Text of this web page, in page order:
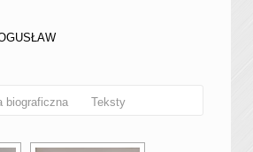
biograficzna Teksty